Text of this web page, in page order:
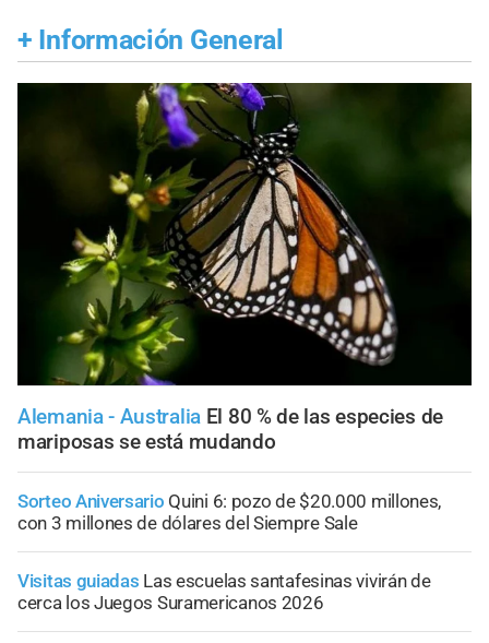
+ Información General
Alemania - Australia El 80 % de las especies de
mariposas se está mudando
Sorteo Aniversario Quini 6: pozo de $20.000 millones,
con 3 millones de dólares del Siempre Sale
Visitas guiadas Las escuelas santafesinas vivirán de
cerca los Juegos Suramericanos 2026